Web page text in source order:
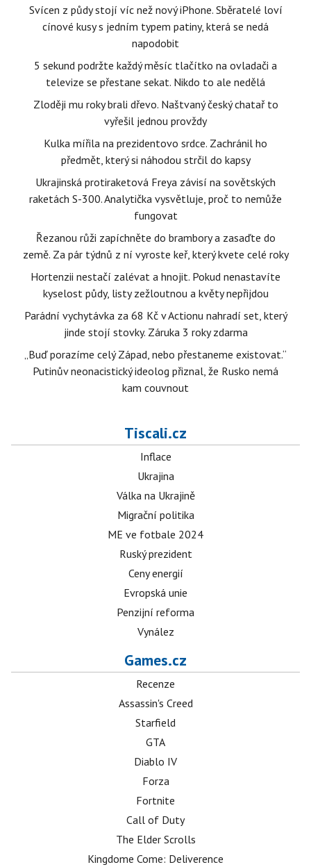
Svícen z půdy stojí víc než nový iPhone. Sběratelé loví
cínové kusy s jedním typem patiny, která se nedá
napodobit
5 sekund podržte každý měsíc tlačítko na ovladači a
televize se přestane sekat. Nikdo to ale nedělá
Zloději mu roky brali dřevo. Naštvaný český chatař to
vyřešil jednou provždy
Kulka mířila na prezidentovo srdce. Zachránil ho
předmět, který si náhodou strčil do kapsy
Ukrajinská protiraketová Freya závisí na sovětských
raketách S-300. Analytička vysvětluje, proč to nemůže
fungovat
Řezanou růži zapíchněte do brambory a zasaďte do
země. Za pár týdnů z ní vyroste keř, který kvete celé roky
Hortenzii nestačí zalévat a hnojit. Pokud nenastavíte
kyselost půdy, listy zežloutnou a květy nepřijdou
Parádní vychytávka za 68 Kč v Actionu nahradí set, který
jinde stojí stovky. Záruka 3 roky zdarma
„Buď porazíme celý Západ, nebo přestaneme existovat.“
Putinův neonacistický ideolog přiznal, že Rusko nemá
kam couvnout
Tiscali.cz
Inflace
Ukrajina
Válka na Ukrajině
Migrační politika
ME ve fotbale 2024
Ruský prezident
Ceny energií
Evropská unie
Penzijní reforma
Vynález
Games.cz
Recenze
Assassin's Creed
Starfield
GTA
Diablo IV
Forza
Fortnite
Call of Duty
The Elder Scrolls
Kingdome Come: Deliverence